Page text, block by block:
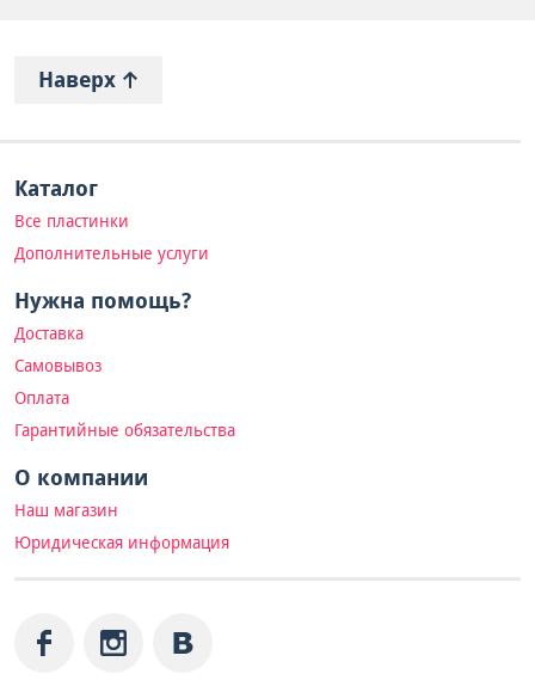
Наверх
Каталог
Все пластинки
Дополнительные услуги
Нужна помощь?
Доставка
Самовывоз
Оплата
Гарантийные обязательства
О компании
Наш магазин
Юридическая информация